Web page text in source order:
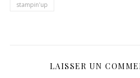
stampin'up
LAISSER UN